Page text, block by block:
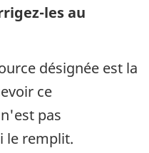
les au
désignée est la
ce
pas
le remplit.